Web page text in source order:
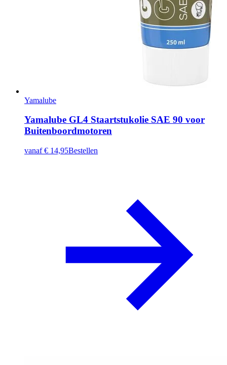
Yamalube
Yamalube GL4 Staartstukolie SAE 90 voor
Buitenboordmotoren
vanaf € 14,95Bestellen